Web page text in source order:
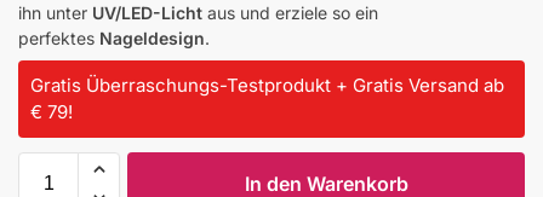
ihn unter UV/LED-Licht aus und erziele so ein
perfektes Nageldesign.
Gratis Überraschungs-Testprodukt + Gratis Versand ab
€ 79!
In den Warenkorb